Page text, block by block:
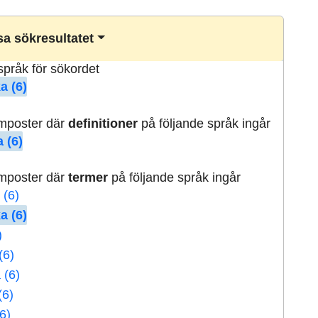
sökresultatet
för sökordet
(6)
därdefinitioner på följande språk ingår
(6)
därtermer på följande språk ingår
(6)
(6)
(6)